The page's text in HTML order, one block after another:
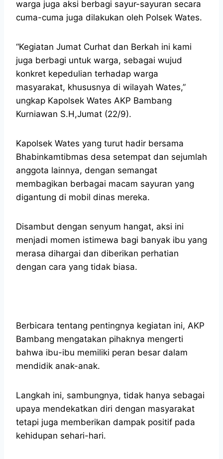
warga juga aksi berbagi sayur-sayuran secara
cuma-cuma juga dilakukan oleh Polsek Wates.
“Kegiatan Jumat Curhat dan Berkah ini kami
juga berbagi untuk warga, sebagai wujud
konkret kepedulian terhadap warga
masyarakat, khususnya di wilayah Wates,”
ungkap Kapolsek Wates AKP Bambang
Kurniawan S.H,Jumat (22/9).
Kapolsek Wates yang turut hadir bersama
Bhabinkamtibmas desa setempat dan sejumlah
anggota lainnya, dengan semangat
membagikan berbagai macam sayuran yang
digantung di mobil dinas mereka.
Disambut dengan senyum hangat, aksi ini
menjadi momen istimewa bagi banyak ibu yang
merasa dihargai dan diberikan perhatian
dengan cara yang tidak biasa.
Berbicara tentang pentingnya kegiatan ini, AKP
Bambang mengatakan pihaknya mengerti
bahwa ibu-ibu memiliki peran besar dalam
mendidik anak-anak.
Langkah ini, sambungnya, tidak hanya sebagai
upaya mendekatkan diri dengan masyarakat
tetapi juga memberikan dampak positif pada
kehidupan sehari-hari.